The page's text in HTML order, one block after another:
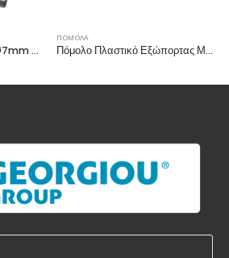
Γρυλόχερο Παραθύρου Ø7mm Ασημί
ΠΟΜΟΛΑ
Πόμολο Πλαστικό Εξώπορτας Μαύρο